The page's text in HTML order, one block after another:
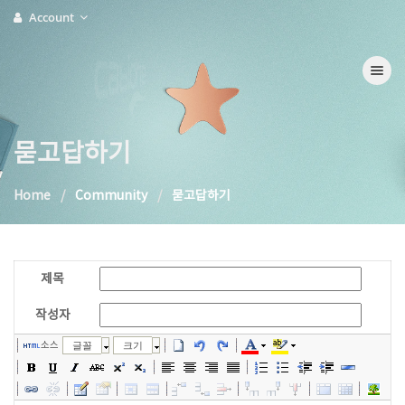
Account
Toggle
묻고답하기
Home Community 묻고답하기
제목
작성자
소스 글꼴 크기